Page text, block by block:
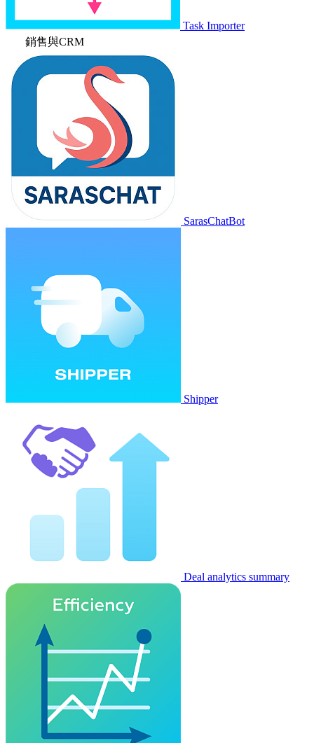
Task Importer
銷售與CRM
SarasChatBot
Shipper
Deal analytics summary